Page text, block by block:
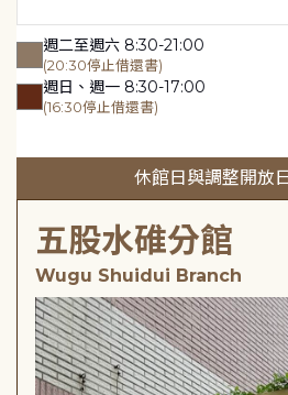
週二至週六 8:30-21:00
(20:30停止借還書)
週日、週一 8:30-17:00
(16:30停止借還書)
休館日與調整開放
五股水碓分館
Wugu Shuidui Branch